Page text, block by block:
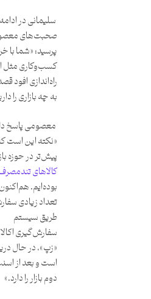
سلیمانی در ادامه
صحبت‌های
پرسید: «شما با
کسب‌وکاری مثل
راه‌اندازی افود
به چه بازاری را
معصومی پاسخ
«نکته این است
پیش‌تر در حوزه
کالاهای
بوده‌ایم.
تعداد زیادی
طریق سیستم
سفارش‌گیری اکالا
«زپ»، در حال
است و بعد از
دوم بازار را دارد.»